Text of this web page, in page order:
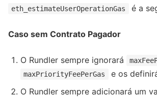
eth_estimateUserOperationGas é a
Caso sem Contrato Pagador
O Rundler sempre ignorará
maxPriorityFeePerGas
e os
O Rundler sempre adicionará um